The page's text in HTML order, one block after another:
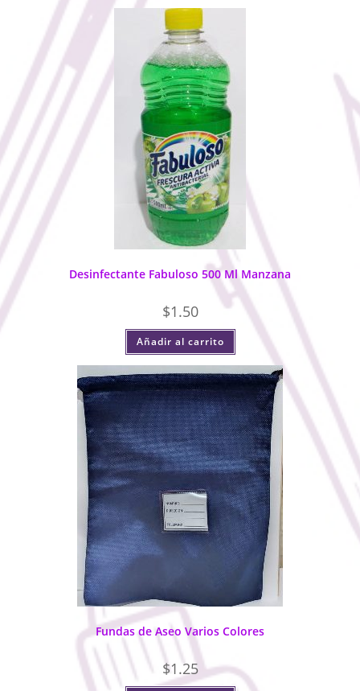
Desinfectante Fabuloso 500 Ml Manzana
$1.50
Añadir al carrito
Fundas de Aseo Varios Colores
$1.25